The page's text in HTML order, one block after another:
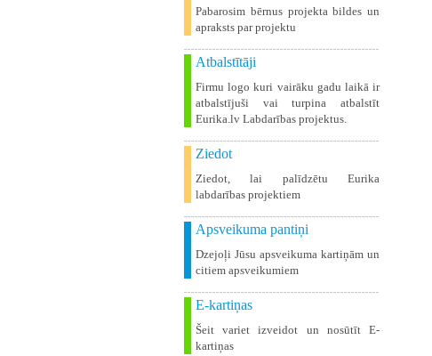
Pabarosim bērnus projekta bildes un
apraksts par projektu
Atbalstītāji
Firmu logo kuri vairāku gadu laikā ir
atbalstījuši vai turpina atbalstīt
Eurika.lv Labdarības projektus.
Ziedot
Ziedot, lai palīdzētu Eurika
labdarības projektiem
Apsveikuma pantiņi
Dzejoļi Jūsu apsveikuma kartiņām un
citiem apsveikumiem
E-kartiņas
Šeit variet izveidot un nosūtīt E-
kartiņas